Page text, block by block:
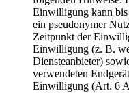
Einwilligung kann bis
ein pseudonymer
Zeitpunkt der
Einwilligung (z. B.
Diensteanbieter)
verwendeten
Einwilligung (Art. 6